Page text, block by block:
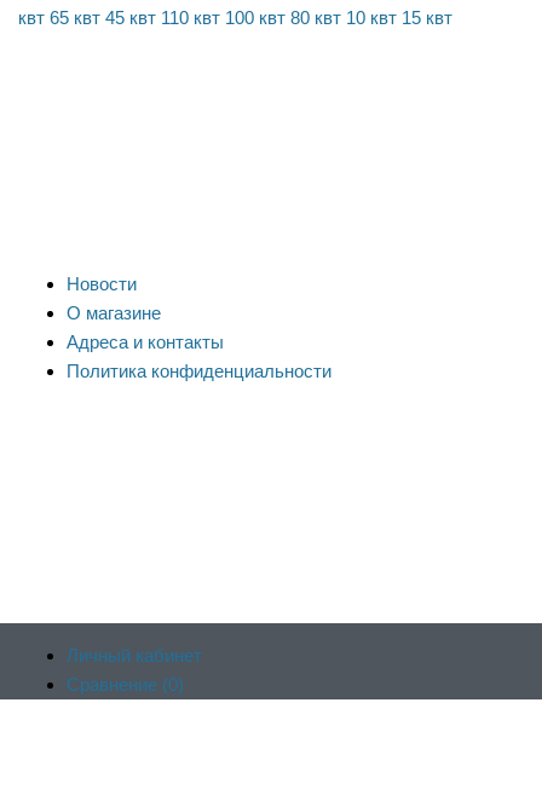
квт 65 квт 45 квт 110 квт 100 квт 80 квт 10 квт 15 квт
Новости
О магазине
Адреса и контакты
Политика конфиденциальности
Личный кабинет
Сравнение (0)